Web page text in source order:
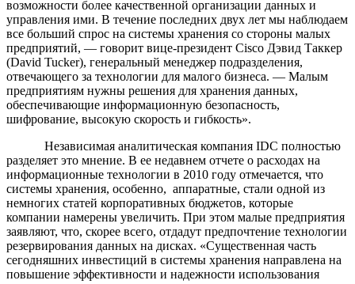
возможности более качественной организации данных и
управления ими. В течение последних двух лет мы наблюдаем
все больший спрос на системы хранения со стороны малых
предприятий, — говорит вице-президент Cisco Дэвид Таккер
(David Tucker), генеральный менеджер подразделения,
отвечающего за технологии для малого бизнеса. — Малым
предприятиям нужны решения для хранения данных,
обеспечивающие информационную безопасность,
шифрование, высокую скорость и гибкость».
Независимая аналитическая компания IDC полностью
разделяет это мнение. В ее недавнем отчете о расходах на
информационные технологии в 2010 году отмечается, что
системы хранения, особенно, аппаратные, стали одной из
немногих статей корпоративных бюджетов, которые
компании намерены увеличить. При этом малые предприятия
заявляют, что, скорее всего, отдадут предпочтение технологии
резервирования данных на дисках. «Существенная часть
сегодняшних инвестиций в системы хранения направлена на
повышение эффективности и надежности использования